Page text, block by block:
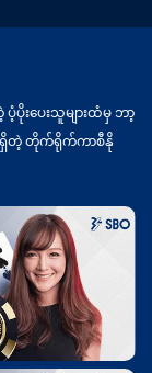
းပေးသူများထံမှ ဘာ့
အစရှိတဲ့ တိုက်ရိုက်ကာစီနို